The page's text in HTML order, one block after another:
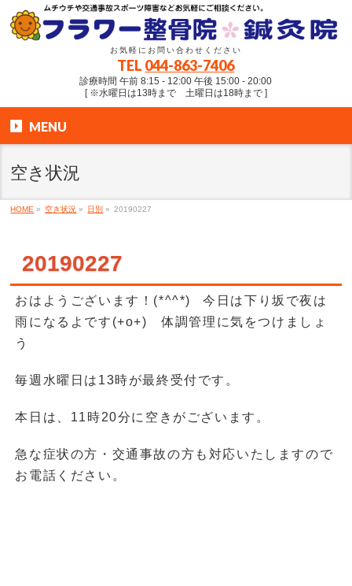
お気軽にお問い合わせください
TEL 044-863-7406
診療時間 午前 8:15 - 12:00 午後 15:00 - 20:00
[ ※水曜日は13時まで 土曜日は18時まで ]
MENU
空き状況
HOME » 空き状況 » 日別 » 20190227
20190227
おはようございます！(*^^*) 今日は下り坂で夜は
雨になるよです(+o+) 体調管理に気をつけましょ
う
毎週水曜日は13時が最終受付です。
本日は、11時20分に空きがございます。
急な症状の方・交通事故の方も対応いたしますので
お電話ください。